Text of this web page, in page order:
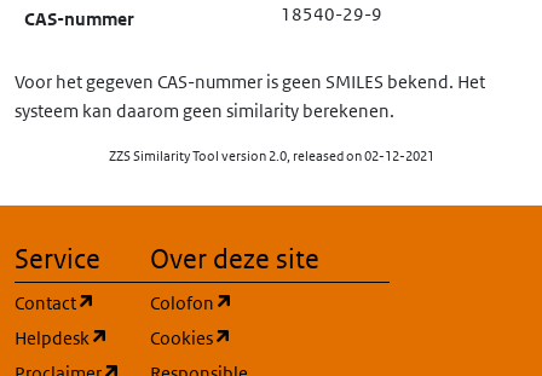
CAS-nummer 18540-29-9
Voor het gegeven CAS-nummer is geen SMILES bekend. Het
systeem kan daarom geen similarity berekenen.
ZZS Similarity Tool version 2.0, released on 02-12-2021
Service
Contact
(opent in een nieuw tabblad)
Helpdesk
(opent in een nieuw tabblad)
Over deze site
Colofon
Cookies